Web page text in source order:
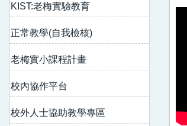
KIST:老梅實驗教育
正常教學(自我檢核)
老梅實小課程計畫
校內協作平台
校外人士協助教學專區